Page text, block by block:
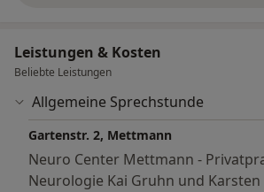
Leistungen & Kosten
Beliebte Leistungen
Allgemeine Sprechstunde
Gartenstr. 2, Mettmann
Neuro Center Mettmann -
Neurologie Kai Gruhn und Karsten